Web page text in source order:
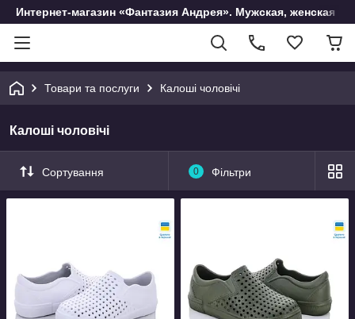
Интернет-магазин «Фантазия Андрея». Мужская, женская и
Товари та послуги Калоші чоловічі
Калоші чоловічі
Сортування 0 Фільтри